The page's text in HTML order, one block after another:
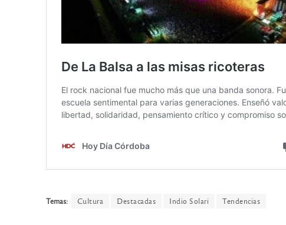
Temas: Cultura Destacadas Indio Solari Tendencias